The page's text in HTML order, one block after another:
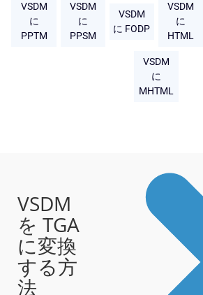
VSDM
に
PPTM
VSDM
に
PPSM
VSDM
に FODP
VSDM
に
HTML
VSDM
に
MHTML
VSDM
を TGA
に変換
する方
法